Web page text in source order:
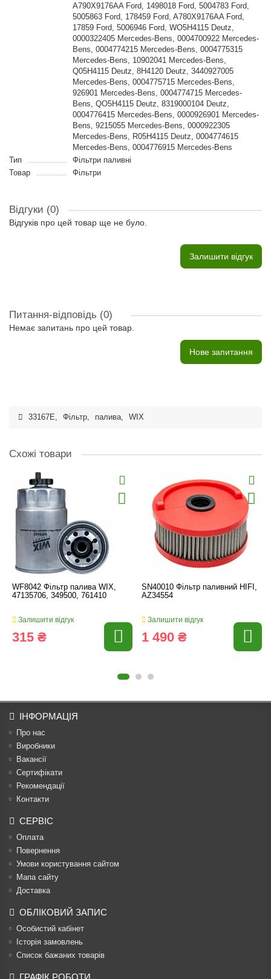
A790X9176AA Ford, 1498018 Ford, 5004783 Ford,
5005863 Ford, 178459 Ford, A780X9176AA Ford,
17859 Ford, 5006946 Ford, WO5H4115 Deutz,
0000322405 Mercedes-Bens, 0004700922 Mercedes-
Bens, 0004774215 Mercedes-Bens, 0004775315
Mercedes-Bens, 10902041 Mercedes-Bens,
Q05H4115 Deutz, 8H4120 Deutz, 3440927005
Mercedes-Bens, 0004775715 Mercedes-Bens,
926901 Mercedes-Bens, 0004774715 Mercedes-
Bens, QO5H4115 Deutz, 8319000104 Deutz,
0004776415 Mercedes-Bens, 0000926901 Mercedes-
Bens, 9215055 Mercedes-Bens, 0000922305
Mercedes-Bens, R05H4115 Deutz, 0004774615
Mercedes-Bens, 0004776915 Mercedes-Bens
Тип
Фільтри паливні
Товар
Фільтри
Відгуки (0)
Відгуків про цей товар ще не було.
Залишити відгук
Питання-відповідь (0)
Немає запитань про цей товар.
Нове запитання
33167E, Фільтр, палива, WIX
Схожі товари
WF8042 Фільтр палива WIX,
47135706, 349500, 761410
Залишити відгук
315 ₴
SN40010 Фільтр паливний HIFI,
AZ34554
Залишити відгук
1 490 ₴
ІНФОРМАЦІЯ
Про нас
Виробники
Вакансії
Сертифікати
Рекомендації
Контакти
СЕРВІС
Оплата
Повернення
Умови користування сайтом
Мапа сайту
Доставка
ОБЛІКОВИЙ ЗАПИС
Особистий кабінет
Історія замовлень
Список бажаних товарів
ГРАФІК РОБОТИ